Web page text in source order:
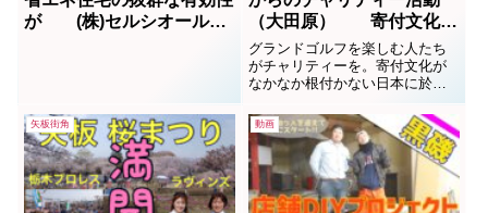
が (株)セルシオールの
（大田原） 寄付文化の
浸透を願って
グランドゴルフを楽しむ人たち
がチャリティーを。寄付文化が
なかなか根付かない日本に於い
達や高齢者にむけた温かい気持
ちがうれしいです。
矢板街角 動画